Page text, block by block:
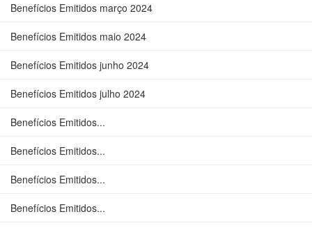
Benefícios Emitidos março 2024
Benefícios Emitidos maio 2024
Benefícios Emitidos junho 2024
Benefícios Emitidos julho 2024
Benefícios Emitidos...
Benefícios Emitidos...
Benefícios Emitidos...
Benefícios Emitidos...